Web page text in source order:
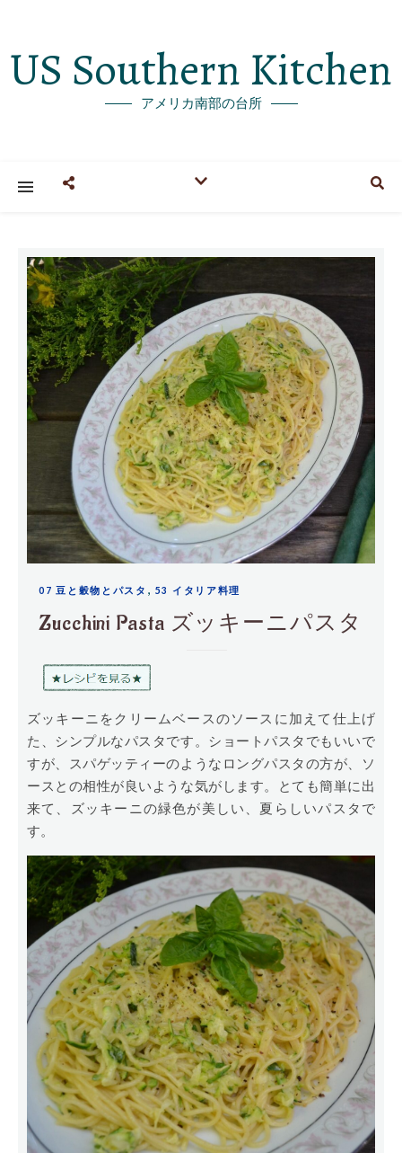
US Southern Kitchen
アメリカ南部の台所
07 豆と穀物とパスタ 53 イタリア料理
Zucchini Pasta ズッキーニパスタ
ズッキーニをクリームベースのソースに加えて仕上げ
た、シンプルなパスタです。ショートパスタでもいいで
すが、スパゲッティーのようなロングパスタの方が、ソ
ースとの相性が良いような気がします。とても簡単に出
来て、ズッキーニの緑色が美しい、夏らしいパスタで
す。